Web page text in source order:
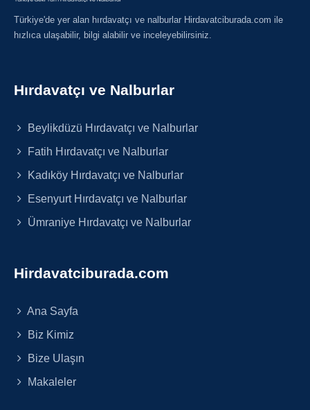
Türkiye'de yer alan hırdavatçı ve nalburlar Hirdavatciburada.com ile
hızlıca ulaşabilir, bilgi alabilir ve inceleyebilirsiniz.
Hırdavatçı ve Nalburlar
Beylikdüzü Hırdavatçı ve Nalburlar
Fatih Hırdavatçı ve Nalburlar
Kadıköy Hırdavatçı ve Nalburlar
Esenyurt Hırdavatçı ve Nalburlar
Ümraniye Hırdavatçı ve Nalburlar
Hirdavatciburada.com
Ana Sayfa
Biz Kimiz
Bize Ulaşın
Makaleler